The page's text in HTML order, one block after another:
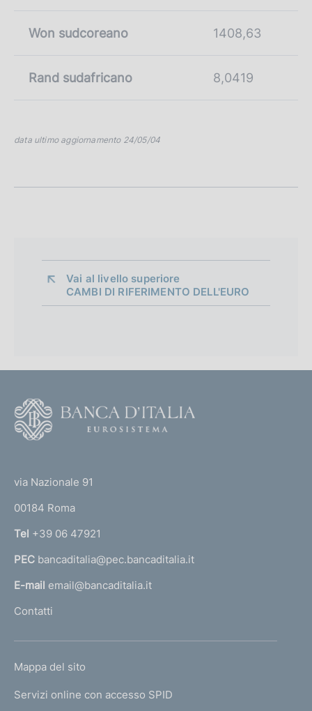
Won sudcoreano 1408,63
Rand sudafricano 8,0419
data ultimo aggiornamento 24/05/04
Vai al livello superiore
CAMBI DI RIFERIMENTO DELL'EURO
r
n
a
l
'
m
e
via Nazionale 91
00184 Roma
Tel +39 06 47921
PEC bancaditalia@pec.bancaditalia.it
E-mail email@bancaditalia.it
Contatti
L
N
Mappa del sito
Servizi online con accesso SPID